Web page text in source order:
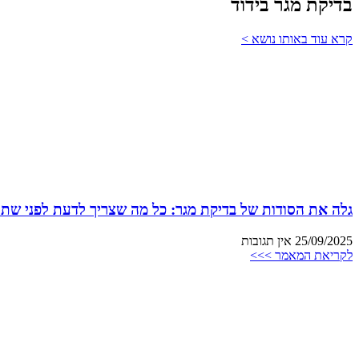
בדיקת מגר בידוד
קרא עוד באותו נושא >
גלה את הסודות של בדיקת מגר: כל מה שצריך לדעת לפני
25/09/2025 אין תגובות
לקריאת המאמר >>>